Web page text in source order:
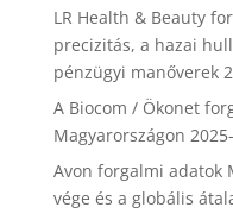
LR Health & Beauty
precizitás, a hazai
pénzügyi manőverek
A Biocom / Ökonet
Magyarországon
Avon forgalmi adatok
vége és a globális